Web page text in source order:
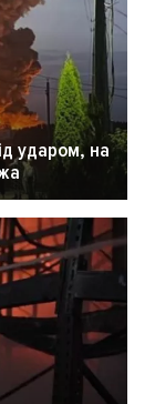
ударом, на